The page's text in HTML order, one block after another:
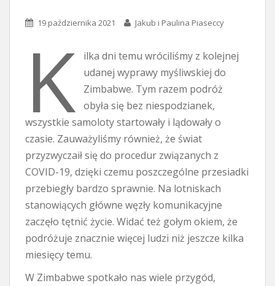
19 października 2021 Jakub i Paulina Piaseccy
K
ilka dni temu wróciliśmy z kolejnej
udanej wyprawy myśliwskiej do
Zimbabwe. Tym razem podróż
obyła się bez niespodzianek,
wszystkie samoloty startowały i lądowały o
czasie. Zauważyliśmy również, że świat
przyzwyczaił się do procedur związanych z
COVID-19, dzięki czemu poszczególne przesiadki
przebiegły bardzo sprawnie. Na lotniskach
stanowiących główne węzły komunikacyjne
zaczęło tętnić życie. Widać też gołym okiem, że
podróżuje znacznie więcej ludzi niż jeszcze kilka
miesięcy temu.
W Zimbabwe spotkało nas wiele przygód,